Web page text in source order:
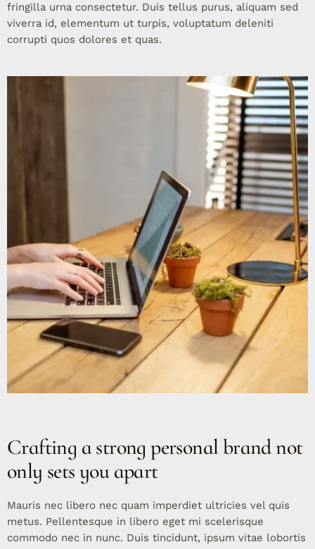
fringilla urna consectetur. Duis tellus purus, aliquam sed
viverra id, elementum ut turpis, voluptatum deleniti
corrupti quos dolores et quas.
Crafting a strong personal brand not
only sets you apart
Mauris nec libero nec quam imperdiet ultricies vel quis
metus. Pellentesque in libero eget mi scelerisque
commodo nec in nunc. Duis tincidunt, ipsum vitae lobortis